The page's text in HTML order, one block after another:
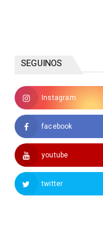
SEGUINOS
Instagram
facebook
youtube
twitter